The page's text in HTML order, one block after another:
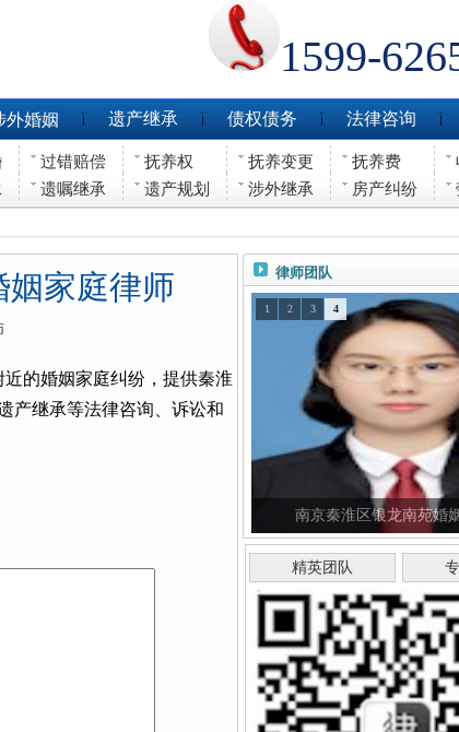
1599-
外婚姻 遗产继承 债权债务 法律咨询
过错赔偿 抚养权 抚养变更 抚养费
遗嘱继承 遗产规划 涉外继承 房产纠纷
家庭律师
的婚姻家庭纠纷，提供秦淮
产继承等法律咨询、诉讼和
律师团队
南京秦淮区银龙南苑婚
1 2 3 4
精英团队